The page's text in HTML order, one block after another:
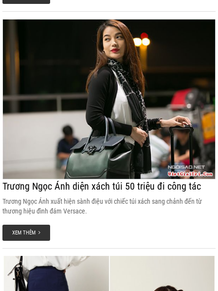
Trương Ngọc Ánh diện xách túi 50 triệu đi công tác
Trương Ngọc Ánh xuất hiện sành điệu với chiếc túi xách sang chảnh đến từ
thương hiệu đình đám Versace.
XEM THÊM